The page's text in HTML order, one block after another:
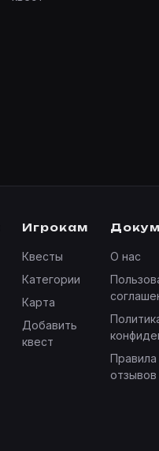
Игрокам
Квесты
Категории
Карта
Добавить
квест
О нас
отзывов